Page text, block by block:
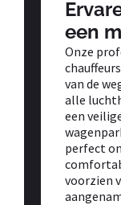
een
Onze
van de
alle
een
perfect
voorzien